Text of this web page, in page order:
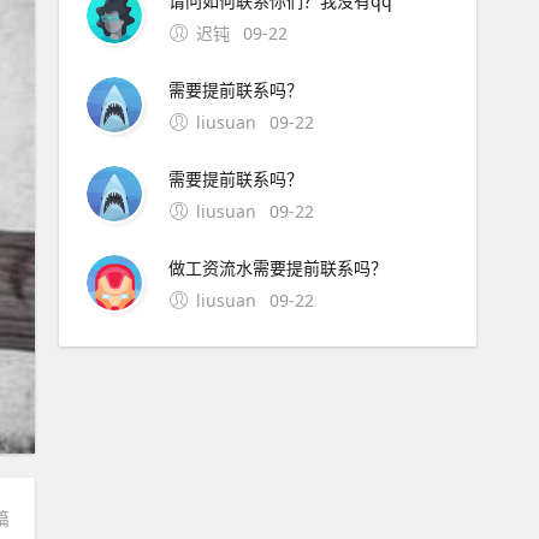
迟钝 09-22
需要提前联系吗？
liusuan
09-22
需要提前联系吗？
liusuan
09-22
做工资流水需要提前联系吗？
liusuan
09-22